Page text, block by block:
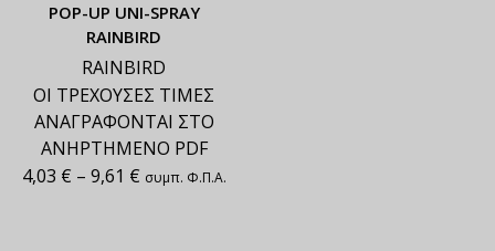
ΡΟΡ-UP UNI-SPRAY
RAINBIRD
RAINBIRD
ΟΙ ΤΡΕΧΟΥΣΕΣ ΤΙΜΕΣ
ΑΝΑΓΡΑΦΟΝΤΑΙ ΣΤΟ
ΑΝΗΡΤΗΜΕΝΟ PDF
4,03 € – 9,61 € συμπ. Φ.Π.Α.